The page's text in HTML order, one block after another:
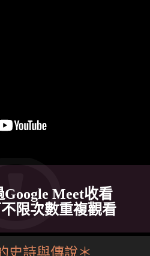
Meet收看
限次數重複觀看
史詩與傳說＊